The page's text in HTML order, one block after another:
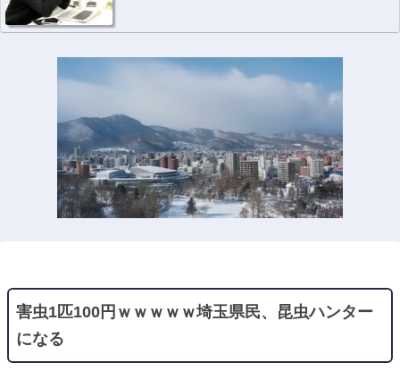
害虫1匹100円ｗｗｗｗｗ埼玉県民、昆虫ハンター
になる